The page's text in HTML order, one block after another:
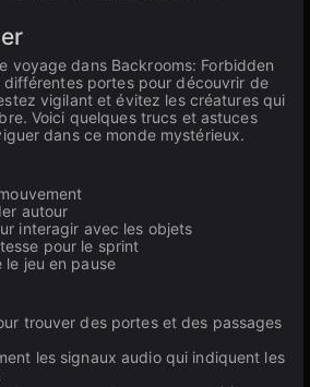
voyage dans Backrooms: Forbidden
différentes portes pour découvrir de
vigilant et évitez les créatures qui
Voici quelques trucs et astuces
dans ce monde mystérieux.
autour
interagir avec les objets
pour le sprint
le jeu en pause
trouver des portes et des passages
les signaux audio qui indiquent les